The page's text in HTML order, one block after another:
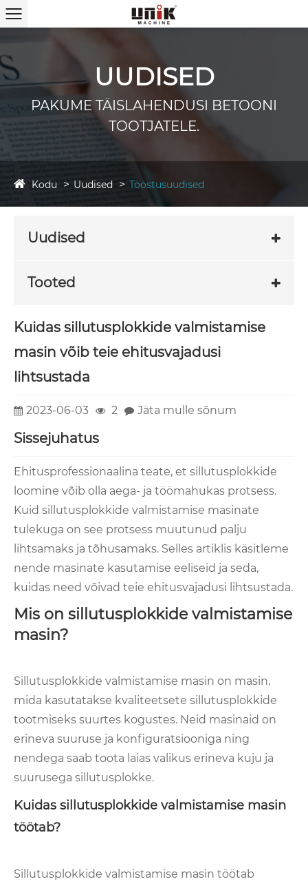
UUDISED
PAKUME TÄISLAHENDUSI BETOONI
TOOTJATELE.
Kodu Uudised Tööstusuudised
Uudised
Tooted
Kuidas sillutusplokkide valmistamise
masin võib teie ehitusvajadusi
lihtsustada
2023-06-03 2 Jäta mulle sõnum
Sissejuhatus
Ehitusprofessionaalina teate, et sillutusplokkide
loomine võib olla aega- ja töömahukas protsess.
Kuid sillutusplokkide valmistamise masinate
tulekuga on see protsess muutunud palju
lihtsamaks ja tõhusamaks. Selles artiklis käsitleme
nende masinate kasutamise eeliseid ja seda,
kuidas need võivad teie ehitusvajadusi lihtsustada.
Mis on sillutusplokkide valmistamise
masin?
Sillutusplokkide valmistamise masin on masin,
mida kasutatakse kvaliteetsete sillutusplokkide
tootmiseks suurtes kogustes. Neid masinaid on
erineva suuruse ja konfiguratsiooniga ning
nendega saab toota laias valikus erineva kuju ja
suurusega sillutusplokke.
Kuidas sillutusplokkide valmistamise masin
töötab?
Sillutusplokkide valmistamise masin töötab